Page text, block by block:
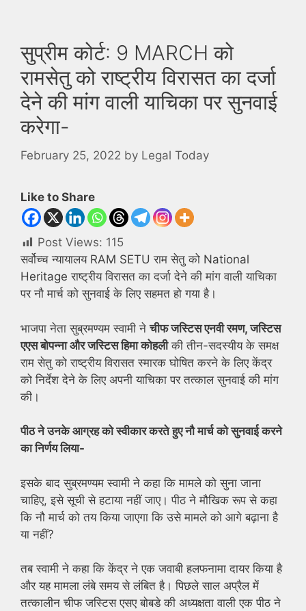
सुप्रीम कोर्ट: 9 MARCH को
रामसेतु को राष्ट्रीय विरासत का दर्जा
देने की मांग वाली याचिका पर सुनवाई
करेगा-
February 25, 2022 by Legal Today
Like to Share
Post Views: 115
सर्वोच्च न्यायालय RAM SETU राम सेतु को National
Heritage राष्ट्रीय विरासत का दर्जा देने की मांग वाली याचिका
पर नौ मार्च को सुनवाई के लिए सहमत हो गया है।
भाजपा नेता सुब्रमण्यम स्वामी नेचीफ जस्टिस एनवी रमण, जस्टिस
एएस बोपन्ना और जस्टिस हिमा कोहलीकी तीन-सदस्यीय के समक्ष
राम सेतु को राष्ट्रीय विरासत स्मारक घोषित करने के लिए केंद्र
को निर्देश देने के लिए अपनी याचिका पर तत्काल सुनवाई की मांग
की।
पीठ ने उनके आग्रह को स्वीकार करते हुए नौ मार्च को सुनवाई करने
का निर्णय लिया-
इसके बाद सुब्रमण्यम स्वामी ने कहा कि मामले को सुना जाना
चाहिए, इसे सूची से हटाया नहीं जाए। पीठ ने मौखिक रूप से कहा
कि नौ मार्च को तय किया जाएगा कि उसे मामले को आगे बढ़ाना है
या नहीं?
तब स्वामी ने कहा कि केंद्र ने एक जवाबी हलफनामा दायर किया है
और यह मामला लंबे समय से लंबित है। पिछले साल अप्रैल में
तत्कालीन चीफ जस्टिस एसए बोबडे की अध्यक्षता वाली एक पीठ ने